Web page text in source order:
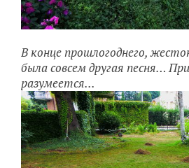
В конце прошлогоднего,
была совсем другая песня…
разумеется...